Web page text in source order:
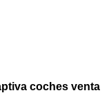
coches venta